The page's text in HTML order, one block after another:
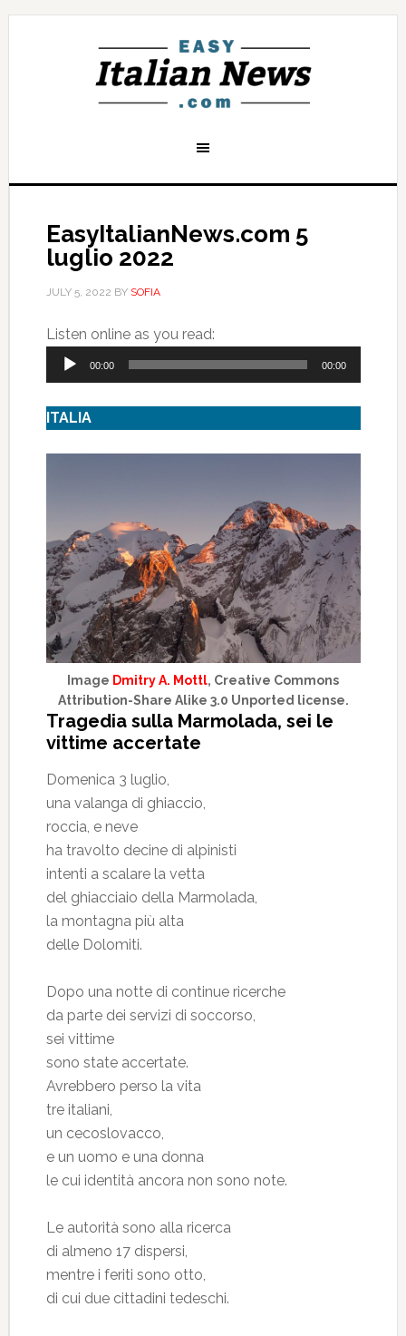
EasyItalianNews.com 5
luglio 2022
JULY 5, 2022 BY SOFIA
Listen online as you read:Audio
Player
00:00 00:00
ITALIA
Image Dmitry A. Mottl, Creative Commons
Attribution-Share Alike 3.0 Unported license.
Tragedia sulla Marmolada, sei le
vittime accertate
Domenica 3 luglio,
una valanga di ghiaccio,
roccia, e neve
ha travolto decine di alpinisti
intenti a scalare la vetta
del ghiacciaio della Marmolada,
la montagna più alta
delle Dolomiti.
Dopo una notte di continue ricerche
da parte dei servizi di soccorso,
sei vittime
sono state accertate.
Avrebbero perso la vita
tre italiani,
un cecoslovacco,
e un uomo e una donna
le cui identità ancora non sono note.
Le autorità sono alla ricerca
di almeno 17 dispersi,
mentre i feriti sono otto,
di cui due cittadini tedeschi.